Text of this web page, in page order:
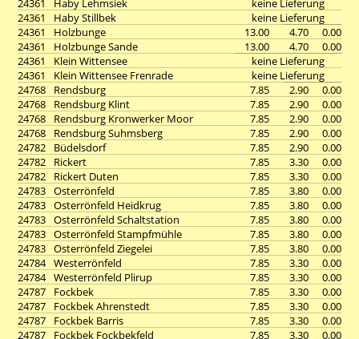
24361
Haby Lehmsiek
keine Lieferung
24361
Haby Stillbek
keine Lieferung
24361
Holzbunge 13.00 4.70
0.00
24361
Holzbunge Sande 13.00 4.70
0.00
24361
Klein Wittensee
keine Lieferung
24361
Klein Wittensee Frenrade
keine Lieferung
24768
Rendsburg 7.85 2.90
0.00
24768
Rendsburg Klint 7.85 2.90
0.00
24768
Rendsburg Kronwerker Moor 7.85 2.90
0.00
24768
Rendsburg Suhmsberg 7.85 2.90
0.00
24782
Büdelsdorf 7.85 2.90
0.00
24782
Rickert 7.85 3.30
0.00
24782
Rickert Duten 7.85 3.30
0.00
24783 Osterrönfeld 7.85 3.80
0.00
24783 Osterrönfeld Heidkrug 7.85 3.80
0.00
24783 Osterrönfeld Schaltstation 7.85 3.80
0.00
24783 Osterrönfeld Stampfmühle 7.85 3.80
0.00
24783 Osterrönfeld Ziegelei 7.85 3.80
0.00
24784 Westerrönfeld 7.85 3.30
0.00
24784 Westerrönfeld Plirup 7.85 3.30
0.00
24787
Fockbek 7.85 3.30
0.00
24787
Fockbek Ahrenstedt 7.85 3.30
0.00
24787
Fockbek Barris 7.85 3.30
0.00
24787
Fockbek Fockbekfeld 7.85 3.30
0.00